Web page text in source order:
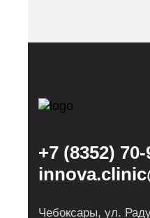
+7 (8352)
Чебоксары, ул.